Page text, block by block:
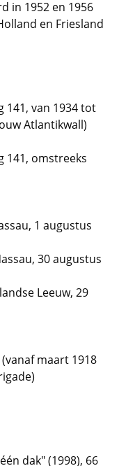
in 1952 en 1956
en Friesland
141, van 1934 tot
Atlantikwall)
141, omstreeks
1 augustus
30 augustus
Leeuw, 29
maart 1918
dak" (1998), 66